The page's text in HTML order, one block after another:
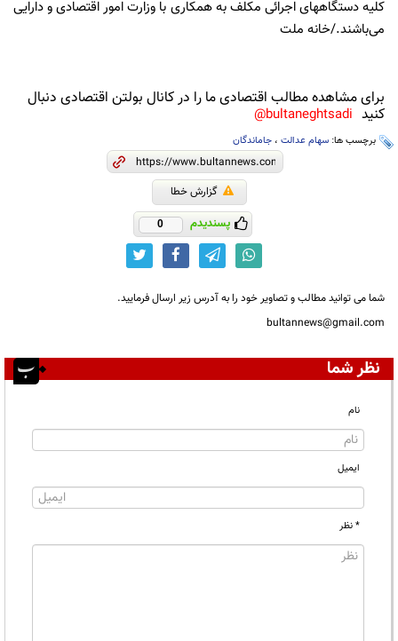
کلیه دستگاههای اجرائی مکلف به همکاری با وزارت امور اقتصادی و دارایی
می‌باشند./خانه ملت
برای مشاهده مطالب اقتصادی ما را در کانال بولتن اقتصادی دنبال
کنید bultaneghtsadi@
برچسب ها: سهام عدالت ، جاماندگان
گزارش خطا
پسندیدم 0
شما می توانید مطالب و تصاویر خود را به آدرس زیر ارسال فرمایید.
bultannews@gmail.com
نظر شما
نام
ایمیل
* نظر